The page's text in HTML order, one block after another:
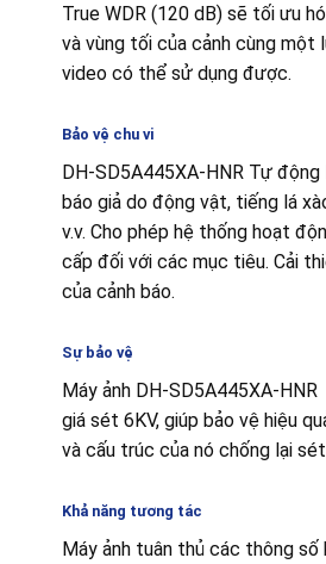
True WDR (120 dB) sẽ tối ưu
và vùng tối của cảnh cùng một
video có thể sử dụng được.
Bảo vệ chu vi
DH-SD5A445XA-HNR Tự
báo giả do động vật, tiếng lá
v.v. Cho phép hệ thống hoạt
cấp đối với các mục tiêu. Cải
của cảnh báo.
Sự bảo vệ
Máy ảnh DH-SD5A445XA-
giá sét 6KV, giúp bảo vệ hiệu
và cấu trúc của nó chống lại
Khả năng tương tác
Máy ảnh tuân thủ các thông số